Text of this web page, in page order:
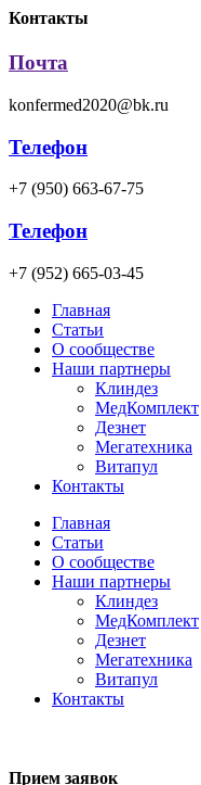
Контакты
Почта
konfermed2020@bk.ru
Телефон
+7 (950) 663-67-75
Телефон
+7 (952) 665-03-45
Главная
Статьи
О сообществе
Наши партнеры
Клиндез
МедКомплект
Дезнет
Мегатехника
Витапул
Контакты
Главная
Статьи
О сообществе
Наши партнеры
Клиндез
МедКомплект
Дезнет
Мегатехника
Витапул
Контакты
Прием заявок